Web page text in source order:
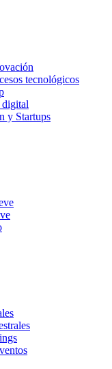
tecnológicos
digital
y Startups